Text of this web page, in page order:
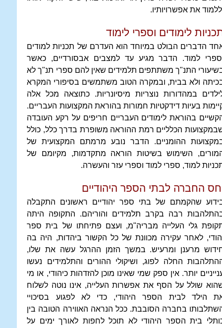
את אפשרויותיו.
לימודים וספרי לימוד
הדברים הבולט במיוחד הוא העדרם של תכניות למודים
למוד. הדבר מגיע עד למצבים אבסורדיים, כאשר
התנ"ך משתתפים תלמידים שאין להם ספרי תנ"ך לא
ולא בבית, ובמקרה הטוב משתמשים בסיפורי המקרא
במהדורות נוצריות מיסיונריות. כתוצאה מכל אלה
בעיות דידקטיות חמורות בהוראת המקצועות העבריים.
בהוראת לימודים העבריים חריפים על רקע העובדה
הכלליים רמת ההוראה משופרת בדרך כלל, כולל
ההומניים. הדבר נובע מרמתם המקצועית של
השימוש בשיטות הוראה מתקדמות, מקיומם של
למוד, ספרי למוד וספרי עזר והעשרה.
החברה לבתי הספר היהודיים
שהקמתם של בתי ספר יהודיים ראשונים התקבלה
רבה בקרב תלמידים והוריהם. התקופה היתה
גלי העלייה מבריה"מ, ועצם פתיחתו של בית ספר
לאחר עקירה מכוונת של כל הקשור ביהדות, היה בה
מרענן ומרעיש. במשך הזמן ההרגל עשה את שלו,
החלה לפוג, ושיקולי ההורים והתלמידים נעשו
יותר. אין ספק שמי שאינו מוכן להזדהות כיהודי, או מי
שולל על הסף את אפשרות העלייה, אינו נוטה לשלוח
הילד לבית הספר היהודי, כדי לא לפגוע בסיכויי
בחברה הסובבת. ככל הנראה האווירה הטובה בין
בית הספר היהודי לא תוכל לחפות לאורך ימים על